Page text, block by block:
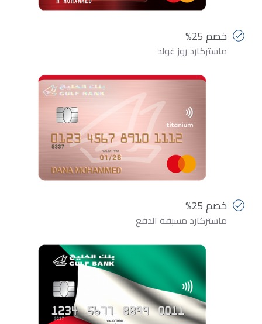
خصم 25%
ماستركارد روز غولد
خصم 25%
ماستركارد مسبقة الدفع